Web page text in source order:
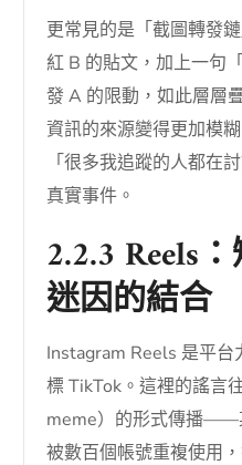
更常見的是「截圖轉發
紅 B 的貼文，加上一句
發 A 的限動，如此層層
資訊的來源變得更加模
「很多我追蹤的人都在
真實事件。
2.2.3 Reels
迷因的結合
Instagram Reels 是平
標 TikTok。這裡的謠言
meme）的形式傳播——
被數百個帳號重複使用